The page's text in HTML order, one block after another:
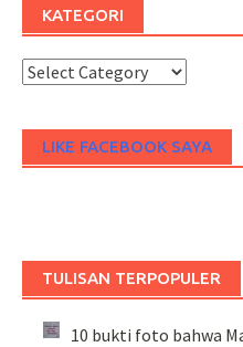
KATEGORI
Kategori
LIKE FACEBOOK SAYA
TULISAN TERPOPULER
10 bukti foto bahwa